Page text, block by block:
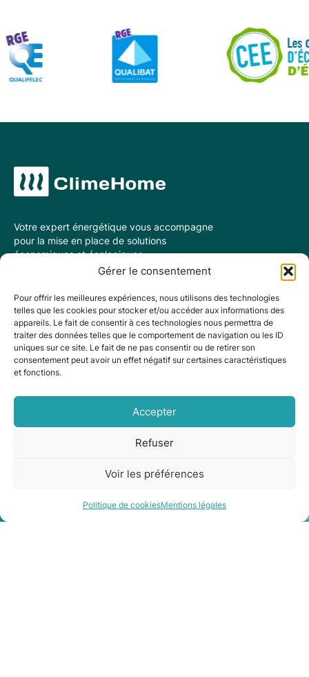
Gérer le consentement
Pour offrir les meilleures expériences, nous utilisons des technologies
telles que les cookies pour stocker et/ou accéder aux informations des
appareils. Le fait de consentir à ces technologies nous permettra de
traiter des données telles que le comportement de navigation ou les ID
uniques sur ce site. Le fait de ne pas consentir ou de retirer son
consentement peut avoir un effet négatif sur certaines caractéristiques
et fonctions.
Accepter
Refuser
Voir les préférences
Politique de cookiesMentions légales
Être rappelé Contact
Votre expert énergétique vous accompagne
pour la mise en place de solutions
économiques et écologiques.
4.8
Basé sur 997 avis
Nous contacter
Liens rapides